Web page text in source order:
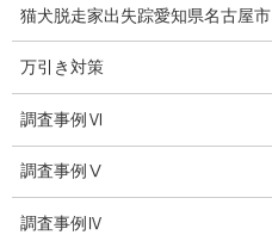
ブログ
探偵エッセイ
探偵コラム
探偵日記
夫婦の信頼関係
猫犬脱走家出失踪愛知県名古屋市
万引き対策
調査事例Ⅵ
調査事例Ⅴ
調査事例Ⅳ